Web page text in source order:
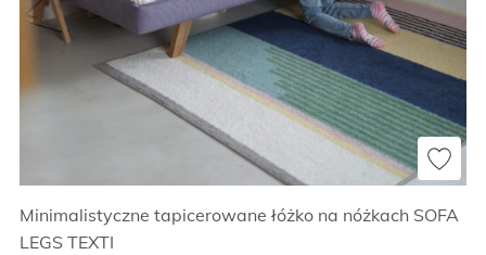
Minimalistyczne tapicerowane łóżko na nóżkach SOFA
LEGS TEXTI